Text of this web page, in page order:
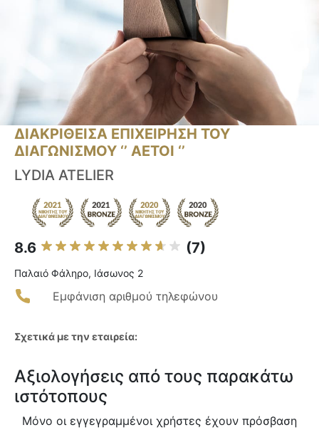
ΔΙΑΚΡΙΘΕΙΣΑ ΕΠΙΧΕΙΡΗΣΗ ΤΟΥ
ΔΙΑΓΩΝΙΣΜΟΥ ‘’ ΑΕΤΟΙ ‘’
LYDIA ATELIER
8.6 (7)
Παλαιό Φάληρο, Ιάσωνος 2
Εμφάνιση αριθμού τηλεφώνου
Σχετικά με την εταιρεία:
Αξιολογήσεις από τους παρακάτω
ιστότοπους
Μόνο οι εγγεγραμμένοι χρήστες έχουν πρόσβαση